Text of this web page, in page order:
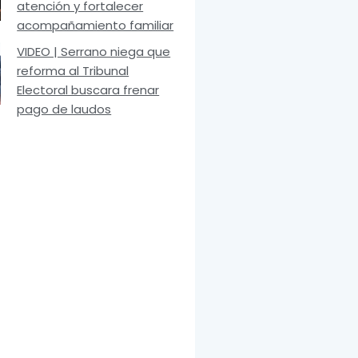
atención y fortalecer
acompañamiento familiar
VIDEO | Serrano niega que
reforma al Tribunal
Electoral buscara frenar
pago de laudos